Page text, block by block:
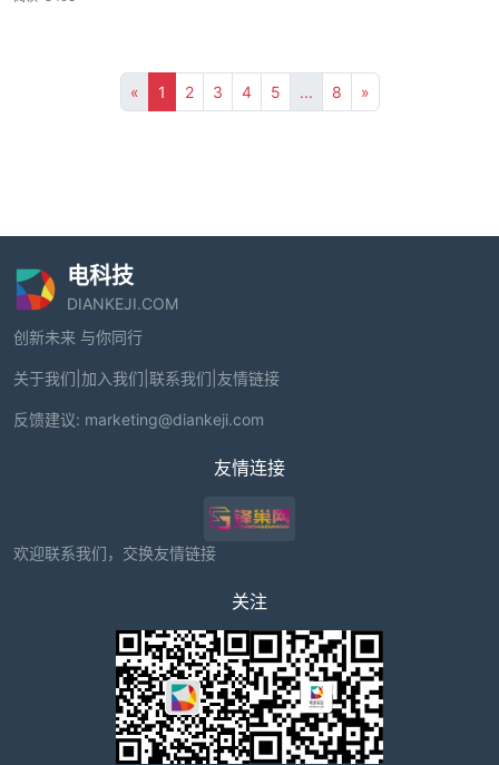
« 1 2 3 4 5 ... 8 »
电科技
DIANKEJI.COM
创新未来 与你同行
关于我们 加入我们 联系我们 友情链接
反馈建议: marketing@diankeji.com
友情连接
欢迎联系我们，交换友情链接
关注